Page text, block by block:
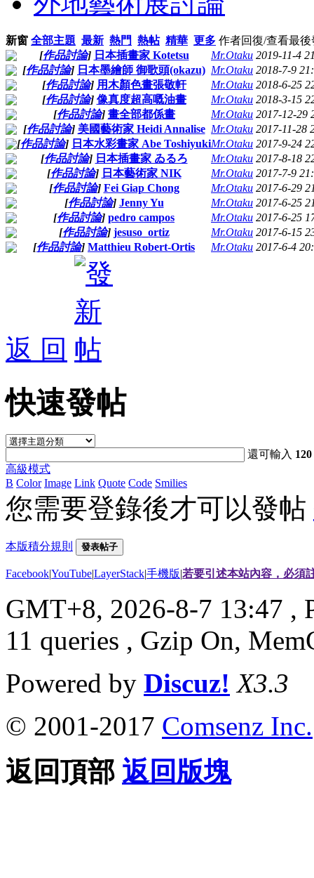
新窗 全部主題 最新 熱門 熱帖 精華 更多 作者回復/查看最後
[作品討論] 日本插畫家 Kotetsu Mr.Otaku 2019-11-4
[作品討論] Mr.Otaku 2018-7-9
[作品討論] 用木顏色畫張敬軒 Mr.Otaku 2018-6-25
[作品討論] 像真度超高嘅油畫 Mr.Otaku 2018-3-15
[作品討論] 畫全部都係畫 Mr.Otaku 2017-12-29
[作品討論] 美國藝術家 Heidi Annalise Mr.Otaku 2017-11-28
[作品討論] 日本水彩畫家 Abe ToshiyukiMr.Otaku 2017-9-24
[作品討論] 日本插畫家 ゐるろ Mr.Otaku 2017-8-18
[作品討論] 日本藝術家 NIK Mr.Otaku 2017-7-9
[作品討論] Fei Giap Chong Mr.Otaku 2017-6-29
[作品討論] Jenny Yu Mr.Otaku 2017-6-25
[作品討論] pedro campos Mr.Otaku 2017-6-25
[作品討論] jesuso_ortiz Mr.Otaku 2017-6-15
[作品討論] Matthieu Robert-Ortis Mr.Otaku 2017-6-4
返 回
快速發帖
還可輸入 120
高級模式
B Color Image Link Quote Code Smilies
您需要登錄後才可以發帖
本版積分規則 發表帖子
Facebook|YouTube|LayerStack|手機版|若要引述本站內容，必須
GMT+8, 2026-8-7 13:47 ,
11 queries , Gzip On,
Powered by Discuz! X3.3
© 2001-2017 Comsenz Inc.
返回頂部 返回版塊